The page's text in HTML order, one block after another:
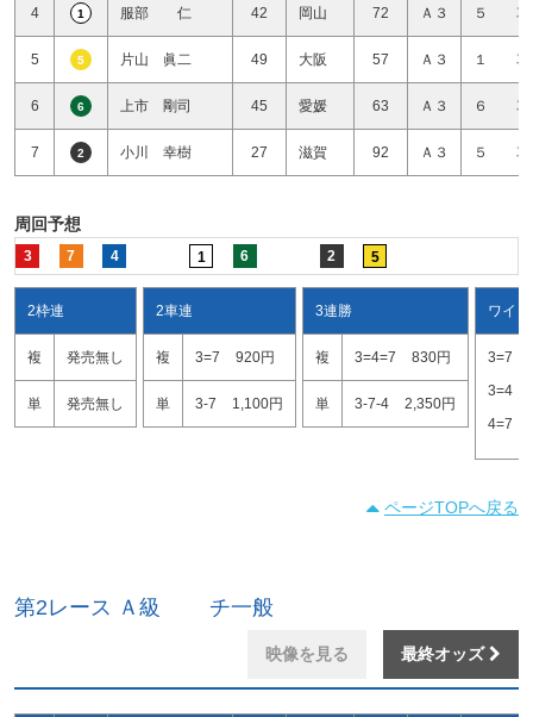
4 1 服部 仁 42 岡山 72 Ａ３ ５ 車
5 5 片山 眞二 49 大阪 57 Ａ３ １ 車
6 6 上市 剛司 45 愛媛 63 Ａ３ ６ 車
7 2 小川 幸樹 27 滋賀 92 Ａ３ ５ 車
周回予想
3 7 4 1 6 2 5
2枠連
複 発売無し
単 発売無し
2車連
複 3=7 920円
単 3-7 1,100円
3連勝
複 3=4=7 830円
単 3-7-4 2,350円
ワイド
3=7
3=4
4=7
ページTOPへ戻る
第2レース Ａ級 チ一般
映像を見る 最終オッズ